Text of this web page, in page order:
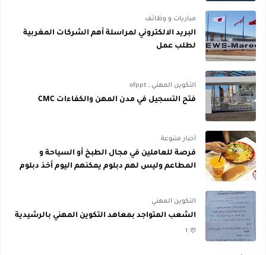
مباريات و وظائف
البريد الالكتروني لمراسلة أهم الشركات المغربية
لطلب عمل
التكوين المهني ,
ofppt
فتح التسجيل في مدن المهن والكفاءات CMC
أخبار متنوعة
فرصة للعاملين في مجال الطبخ أو السياحة و
المطاعم وليس لهم دبلوم يمكنهم اليوم أخذ دبلوم
التكوين المهني
الشعب المتواجد بمعاهد التكوين المهني بالرشيدية
1